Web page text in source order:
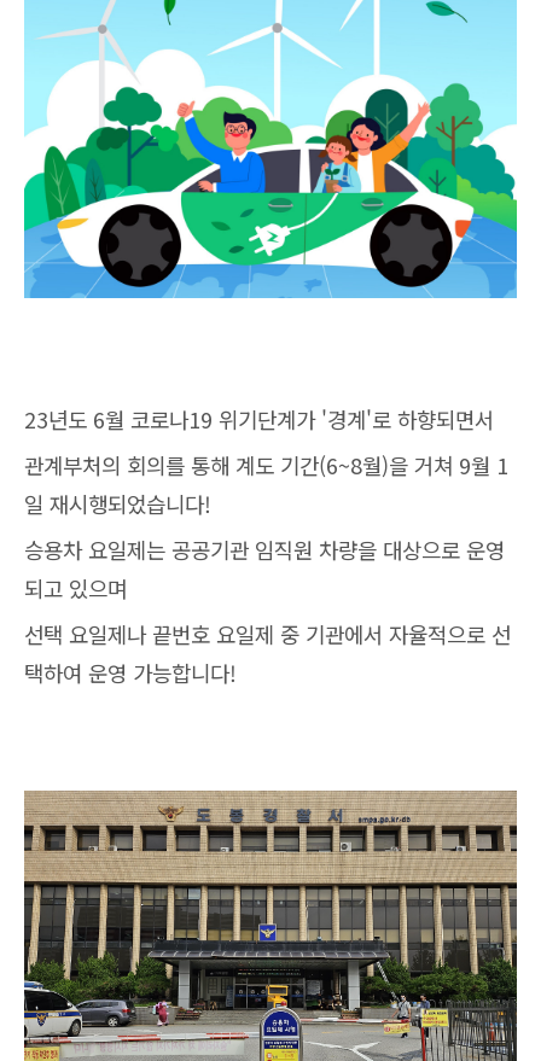
23년도 6월 코로나19 위기단계가 '경계'로 하향되면서
관계부처의 회의를 통해 계도 기간(6~8월)을 거쳐 9월 1
일 재시행되었습니다!
승용차 요일제는 공공기관 임직원 차량을 대상으로 운영
되고 있으며
선택 요일제나 끝번호 요일제 중 기관에서 자율적으로 선
택하여 운영 가능합니다!